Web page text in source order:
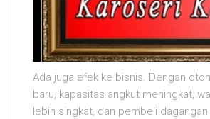
Ada juga efek ke bisnis. Dengan
baru, kapasitas angkut meningkat,
lebih singkat, dan pembeli